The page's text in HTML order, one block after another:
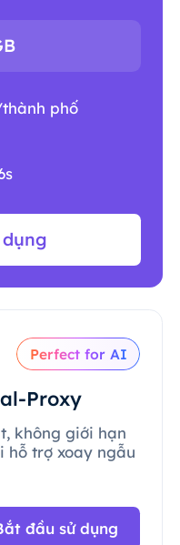
phố
Perfect for AI
Proxy
không giới hạn
hỗ trợ xoay ngẫu
đầu sử dụng